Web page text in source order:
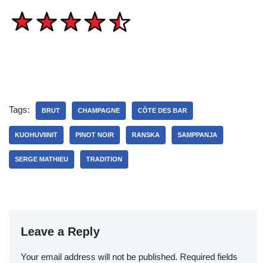
Tags: BRUT CHAMPAGNE CÔTE DES BAR
KUOHUVIINIT PINOT NOIR RANSKA SAMPPANJA
SERGE MATHIEU TRADITION
Leave a Reply
Your email address will not be published. Required fields